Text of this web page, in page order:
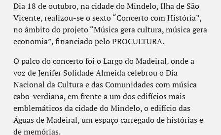
Dia 18 de outubro, na cidade do Mindelo, Ilha de São
Vicente, realizou-se o sexto “Concerto com História”,
no âmbito do projeto “Música gera cultura, música gera
economia”, financiado pelo PROCULTURA.
O palco do concerto foi o Largo do Madeiral, onde a
voz de Jenifer Solidade Almeida celebrou o Dia
Nacional da Cultura e das Comunidades com música
cabo-verdiana, em frente a um dos edifícios mais
emblemáticos da cidade do Mindelo, o edifício das
Águas de Madeiral, um espaço carregado de histórias e
de memórias.